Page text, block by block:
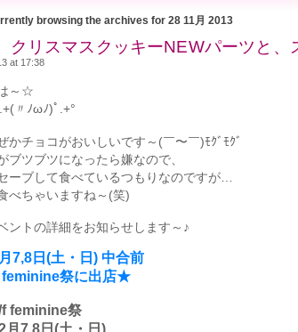
browsing the archives for 28 11月 2013
リスマスクッキーNEWパーツと、
at 17:38
～☆
〃ﾉωﾉ)ﾟ.+°
かチョコがおいしいです～(￣〜￣)ﾓｸﾞﾓｸﾞ
ブツブツになったら嫌なので、
ーブして食べているつもりなのですが…
べちゃいますね～(笑)
ントの詳細をお知らせします～♪
7,8日(土・日) 中合前
feminine祭に出店★
f feminine祭
月7,8日(土・日)